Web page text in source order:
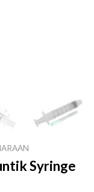
Syringe